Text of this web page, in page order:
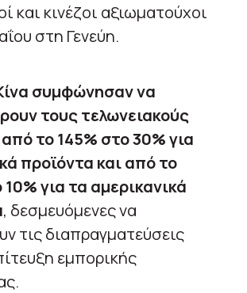
και κινέζοι αξιωματούχοι
στη Γενεύη.
συμφώνησαν να
τους τελωνειακούς
από το 145% στο 30% για
προϊόντα και από το
για τα αμερικανικά
, δεσμευόμενες να
τις διαπραγματεύσεις
εμπορικής